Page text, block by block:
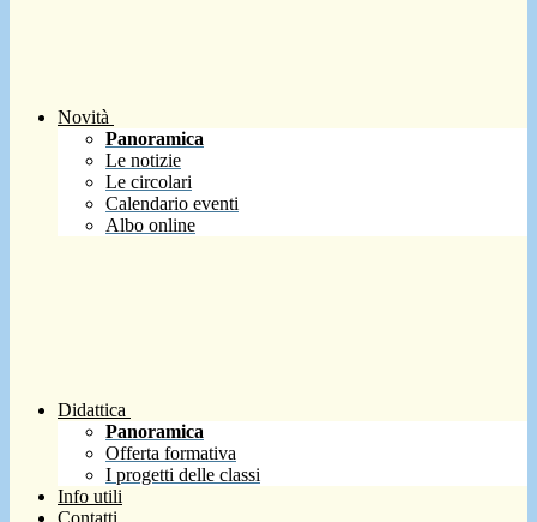
Novità
Panoramica
Le notizie
Le circolari
Calendario eventi
Albo online
Didattica
Panoramica
Offerta formativa
I progetti delle classi
Info utili